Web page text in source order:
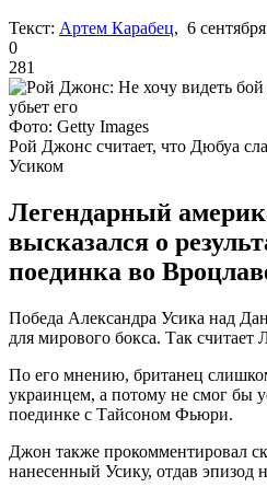
Текст: Артем Карабец, 6
0
281
Фото: Getty Images
Рой Джонс считает, что Дюбуа
Усиком
Легендарный
высказался о
поединка во
Победа Александра Усика над
для мирового бокса. Так
По его мнению, британец
украинцем, а потому не смог бы
поединке с Тайсоном Фьюри.
Джон также прокомментировал
нанесенный Усику, отдав эпизод